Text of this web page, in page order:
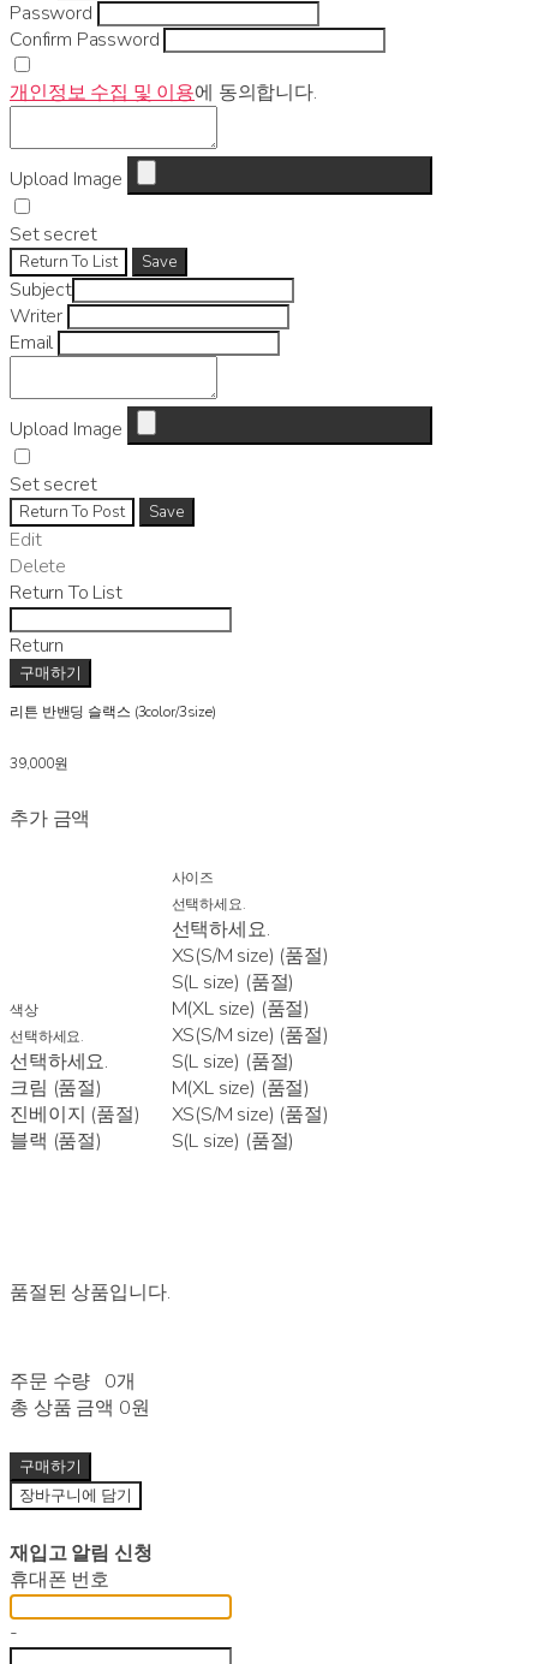
Password
Confirm Password
개인정보 수집 및 이용에 동의합니다.
Upload Image
Set secret
Return To List Save
Subject
Writer
Email
Upload Image
Set secret
Return To Post Save
Edit
Delete
Return To List
Return
구매하기
리튼 반밴딩 슬랙스 (3color/3size)
39,000원
추가 금액
색상
선택하세요.
선택하세요.
크림 (품절)
진베이지 (품절)
블랙 (품절)
사이즈
선택하세요.
선택하세요.
XS(S/M size) (품절)
S(L size) (품절)
M(XL size) (품절)
XS(S/M size) (품절)
S(L size) (품절)
M(XL size) (품절)
XS(S/M size) (품절)
S(L size) (품절)
품절된 상품입니다.
주문 수량 0개
총 상품 금액 0원
구매하기
장바구니에 담기
재입고 알림 신청
휴대폰 번호
-